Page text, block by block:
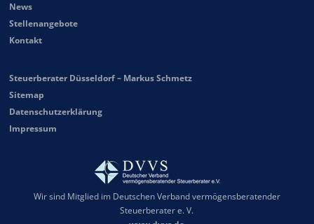
News
Stellenangebote
Kontakt
Steuerberater Düsseldorf – Markus Schmetz
Sitemap
Datenschutzerklärung
Impressum
Wir sind Mitglied im Deutschen Verband vermögensberatender
Steuerberater e. V.